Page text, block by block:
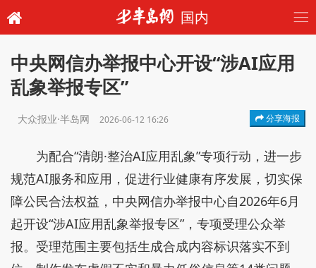
国内
中央网信办举报中心开设“涉AI应用
乱象举报专区”
大众报业·半岛网 2026-06-12 16:26 分享海报
为配合“清朗·整治AI应用乱象”专项行动，进一步
规范AI服务和应用，促进行业健康有序发展，切实保
障公民合法权益，中央网信办举报中心自2026年6月
起开设“涉AI应用乱象举报专区”，专项受理公众举
报。受理范围主要包括生成合成内容标识落实不到